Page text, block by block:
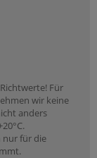
Für
wir keine
anders
nur für die